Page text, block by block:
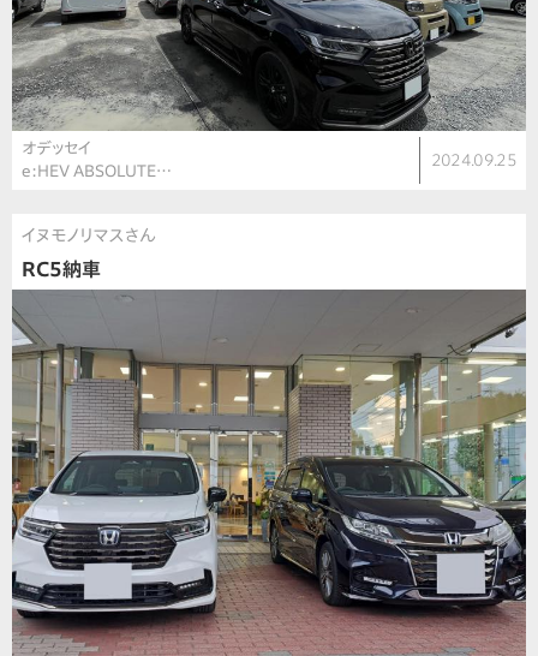
オデッセイ
e:HEV ABSOLUTE…
2024.09.25
イヌモノリマスさん
RC5納車